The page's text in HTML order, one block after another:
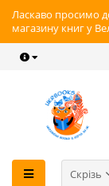
Ласкаво просимо
магазину книг у
Скрізь